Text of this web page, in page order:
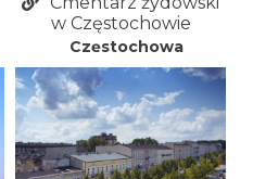
w Częstochowie
Częstochowa